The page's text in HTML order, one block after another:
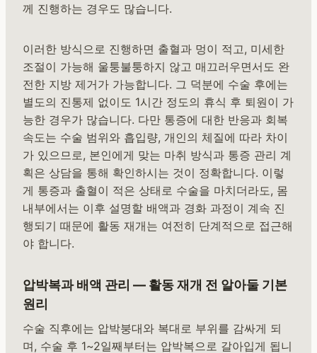
께 진행하는 경우도 많습니다.
이러한 방식으로 진행하면 출혈과 멍이 적고, 미세한
조절이 가능해 울퉁불퉁하지 않고 매끄러우면서도 완
전한 지방 제거가 가능합니다. 그 덕분에 수술 후에는
별도의 진통제 없이도 1시간 정도의 휴식 후 퇴원이 가
능한 경우가 많습니다. 다만 통증에 대한 반응과 회복
속도는 수술 범위와 흡입량, 개인의 체질에 따라 차이
가 있으므로, 본인에게 맞는 마취 방식과 통증 관리 계
획은 상담을 통해 확인하시는 것이 정확합니다. 이렇
게 통증과 출혈이 적은 상태로 수술을 마치더라도, 몸
내부에서는 이후 설명할 배액과 경화 과정이 계속 진
행되기 때문에 활동 재개는 여전히 단계적으로 접근해
야 합니다.
압박복과 배액 관리 — 활동 재개 전 알아둘 기본
원리
수술 직후에는 압박붕대와 복대로 부위를 감싸게 되
며, 수술 후 1~2일째부터는 압박복으로 갈아입게 됩니